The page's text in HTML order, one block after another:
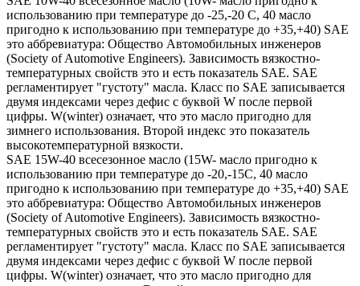
использованию при температуре до -25,-20 С, 40 масло
пригодно к использованию при температуре до +35,+40) SAE
это аббревиатура: Общество Автомобильных инженеров
(Society of Automotive Engineers). Зависимость вязкостно-
температурных свойств это и есть показатель SAE. SAE
регламентирует "густоту" масла. Класс по SAE записывается
двумя индексами через дефис с буквой W после первой
цифры. W(winter) означает, что это масло пригодно для
зимнего использования. Второй индекс это показатель
высокотемпературной вязкости.
SAE 15W-40 всесезонное масло (15W- масло пригодно к
использованию при температуре до -20,-15С, 40 масло
пригодно к использованию при температуре до +35,+40) SAE
это аббревиатура: Общество Автомобильных инженеров
(Society of Automotive Engineers). Зависимость вязкостно-
температурных свойств это и есть показатель SAE. SAE
регламентирует "густоту" масла. Класс по SAE записывается
двумя индексами через дефис с буквой W после первой
цифры. W(winter) означает, что это масло пригодно для